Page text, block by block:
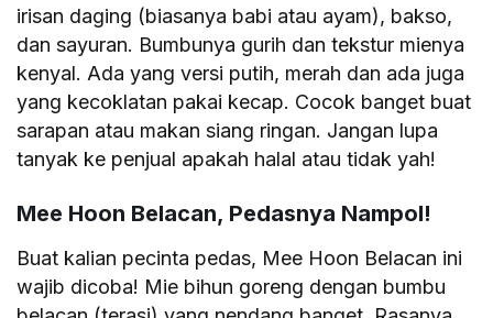
irisan daging (biasanya babi atau ayam), bakso,
dan sayuran. Bumbunya gurih dan tekstur mienya
kenyal. Ada yang versi putih, merah dan ada juga
yang kecoklatan pakai kecap. Cocok banget buat
sarapan atau makan siang ringan. Jangan lupa
tanyak ke penjual apakah halal atau tidak yah!
Mee Hoon Belacan, Pedasnya Nampol!
Buat kalian pecinta pedas, Mee Hoon Belacan ini
wajib dicoba! Mie bihun goreng dengan bumbu